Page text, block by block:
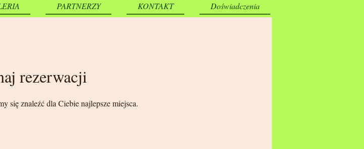
PARTNERZY KONTAKT Doświadczenia
rezerwacji
się znaleźć dla Ciebie najlepsze miejsca.